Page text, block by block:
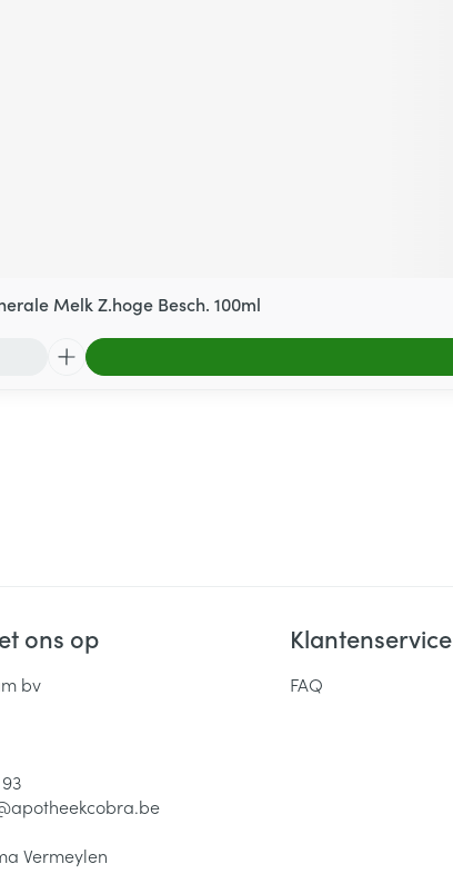
Melk Z.hoge Besch. 100ml
ons op
bv
93
apotheekcobra.be
Vermeylen
Klantenservice
FAQ